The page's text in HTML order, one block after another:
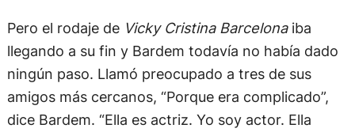
Pero el rodaje de Vicky Cristina Barcelonaiba
llegando a su fin y Bardem todavía no había dado
ningún paso. Llamó preocupado a tres de sus
amigos más cercanos, “Porque era complicado”,
dice Bardem. “Ella es actriz. Yo soy actor. Ella